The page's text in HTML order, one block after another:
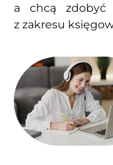
a chcą zdobyć
z zakresu